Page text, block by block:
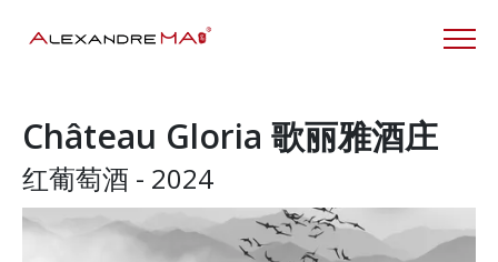
Château Gloria 歌丽雅酒庄
红葡萄酒 - 2024